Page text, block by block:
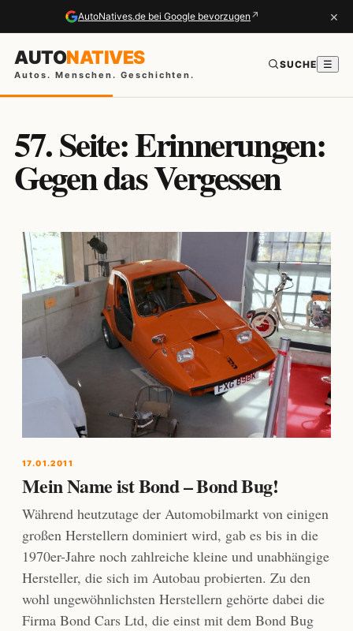
AutoNatives.de bei Google bevorzugen ↗ ×
AUTONATIVES
Autos. Menschen. Geschichten.
SUCHE ☰
57. Seite: Erinnerungen:
Gegen das Vergessen
17.01.2011
Mein Name ist Bond – Bond Bug!
Während heutzutage der Automobilmarkt von einigen
großen Herstellern dominiert wird, gab es bis in die
1970er-Jahre noch zahlreiche kleine und unabhängige
Hersteller, die sich im Autobau probierten. Zu den
wohl ungewöhnlichsten Herstellern gehörte dabei die
Firma Bond Cars Ltd, die einst mit dem Bond Bug